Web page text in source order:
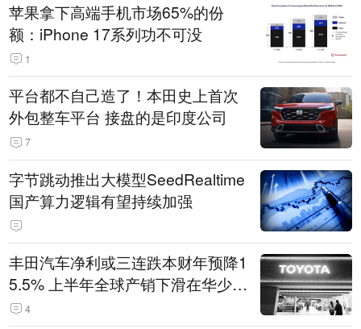
苹果拿下高端手机市场65%的份
额：iPhone 17系列功不可没
1
平台都不自己造了！本田史上首次
外包整车平台 接盘的是印度公司
7
字节跳动推出大模型SeedRealtime
国产算力逻辑有望持续加强
丰田汽车净利或三连跌本财年预降1
5.5% 上半年全球产销下滑在华少卖
14.3万辆
4